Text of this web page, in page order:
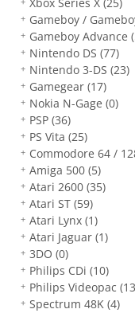
Gameboy /
Gameboy Advance
Nintendo DS(77)
Nintendo 3-DS(23)
Gamegear(17)
Nokia N-Gage(0)
PSP(36)
PS Vita(25)
Commodore 64 /
Amiga 500(5)
Atari 2600(35)
Atari ST(59)
Atari Lynx(1)
Atari Jaguar(1)
3DO(0)
Philips CDi(10)
Philips Videopac
Spectrum 48K(4)